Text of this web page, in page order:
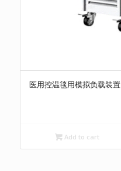
医用控温毯用模拟负载装置
Add to cart